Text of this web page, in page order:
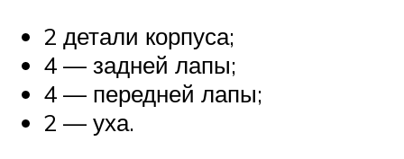
2 детали корпуса;
4 — задней лапы;
4 — передней лапы;
2 — уха.